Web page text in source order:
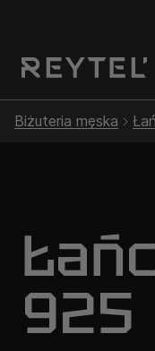
Biżuteria męska
925